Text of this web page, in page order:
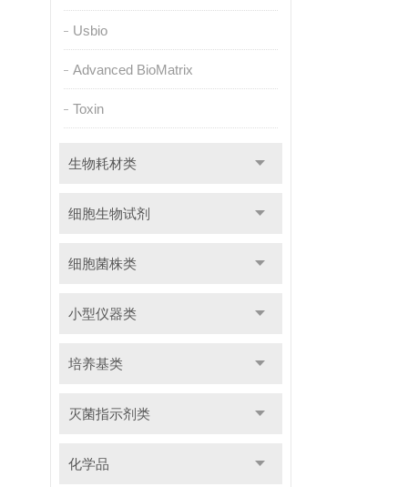
Usbio
Advanced BioMatrix
Toxin
生物耗材类
细胞生物试剂
细胞菌株类
小型仪器类
培养基类
灭菌指示剂类
化学品